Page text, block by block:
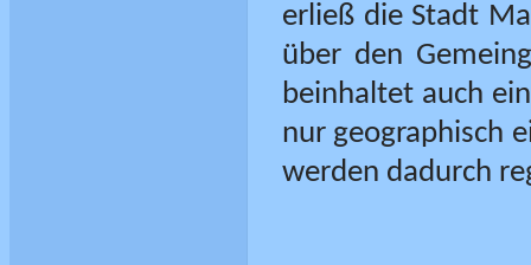
erließ die Stadt
über den
beinhaltet auch
nur geographisch
werden dadurch